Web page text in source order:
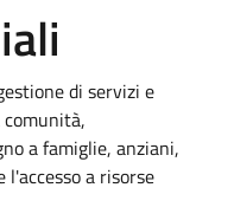
di servizi e
a famiglie, anziani,
a risorse